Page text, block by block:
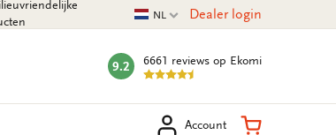
Huidige taal
NL Dealer login
mark:
9.2 6661 reviews op Ekomi
Account Winkelmand